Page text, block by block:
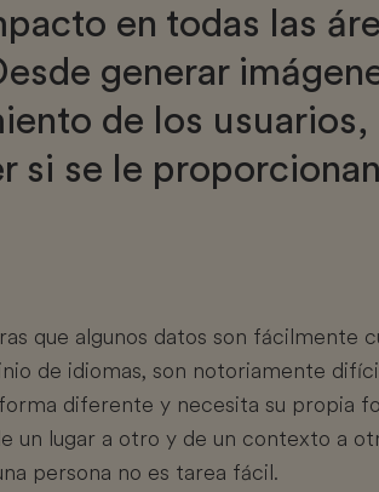
en todas las
generar
de los
si se le
que algunos datos son fácilmente
de idiomas, son notoriamente
diferente y necesita su propia
un lugar a otro y de un contexto a
persona no es tarea fácil.